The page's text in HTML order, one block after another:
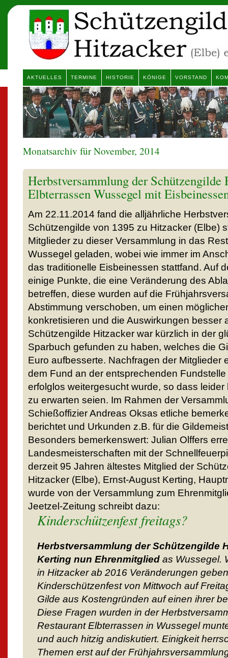
AKTUELLES TERMINE HISTORIE KÖNIGE VORSTAND
Monatsarchiv für November, 2014
Herbstversammlung der Schützengilde
Elbterrassen Wussegel mit
Am 22.11.2014 fand die alljährliche
Schützengilde von 1395 zu Hitzacker (Elbe)
Mitglieder zu dieser Versammlung in das
Wussegel geladen, wobei wie immer im
das traditionelle Eisbeinessen stattfand. Auf
einige Punkte, die eine Veränderung des
betreffen, diese wurden auf die
Abstimmung verschoben, um einen
konkretisieren und die Auswirkungen besser
Schützengilde Hitzacker war kürzlich in der
Sparbuch gefunden zu haben, welches die
Euro aufbesserte. Nachfragen der Mitglieder
dem Fund an der entsprechenden
erfolglos weitergesucht wurde, so dass
zu erwarten seien. Im Rahmen der
Schießoffizier Andreas Oksas etliche
berichtet und Urkunden z.B. für die
Besonders bemerkenswert: Julian Olffers
Landesmeisterschaften mit der
derzeit 95 Jahren ältestes Mitglied der
Hitzacker (Elbe), Ernst-August Kerting,
wurde von der Versammlung zum
Jeetzel-Zeitung schreibt dazu:
Kinderschützenfest freitags?
Herbstversammlung der Schützengilde
Kerting nun Ehrenmitglied as Wussegel.
in Hitzacker ab 2016 Veränderungen
Kinderschützenfest von Mittwoch auf
Gilde aus Kostengründen auf einen ihrer
Diese Fragen wurden in der
Restaurant Elbterrassen in Wussegel
und auch hitzig andiskutiert. Einigkeit
Themen erst auf der